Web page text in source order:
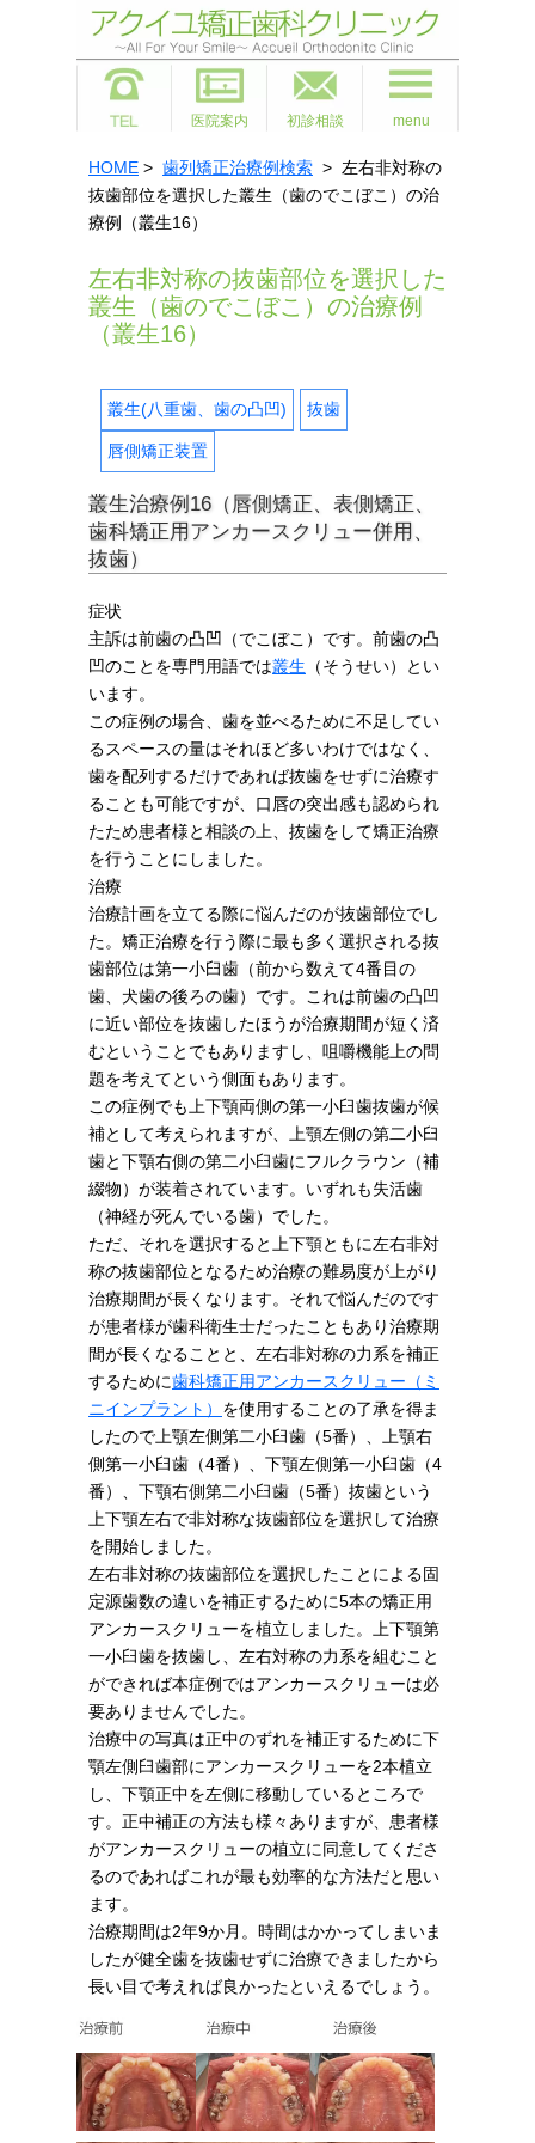
医院案内 初診相談 menu
HOME > 歯列矯正治療例検索 > 左右非対称の
抜歯部位を選択した叢生（歯のでこぼこ）の治
療例（叢生16）
左右非対称の抜歯部位を選択した
叢生（歯のでこぼこ）の治療例
（叢生16）
叢生(八重歯、歯の凸凹) 抜歯
唇側矯正装置
叢生治療例16（唇側矯正、表側矯正、
歯科矯正用アンカースクリュー併用、
抜歯）
症状
主訴は前歯の凸凹（でこぼこ）です。前歯の凸
凹のことを専門用語では叢生 （そうせい）とい
います。
この症例の場合、歯を並べるために不足してい
るスペースの量はそれほど多いわけではなく、
歯を配列するだけであれば抜歯をせずに治療す
ることも可能ですが、口唇の突出感も認められ
たため患者様と相談の上、抜歯をして矯正治療
を行うことにしました。
治療
治療計画を立てる際に悩んだのが抜歯部位でし
た。矯正治療を行う際に最も多く選択される抜
歯部位は第一小臼歯（前から数えて4番目の
歯、犬歯の後ろの歯）です。これは前歯の凸凹
に近い部位を抜歯したほうが治療期間が短く済
むということでもありますし、咀嚼機能上の問
題を考えてという側面もあります。
この症例でも上下顎両側の第一小臼歯抜歯が候
補として考えられますが、上顎左側の第二小臼
歯と下顎右側の第二小臼歯にフルクラウン（補
綴物）が装着されています。いずれも失活歯
（神経が死んでいる歯）でした。
ただ、それを選択すると上下顎ともに左右非対
称の抜歯部位となるため治療の難易度が上がり
治療期間が長くなります。それで悩んだのです
が患者様が歯科衛生士だったこともあり治療期
間が長くなることと、左右非対称の力系を補正
するために歯科矯正用アンカースクリュー（ミ
ニインプラント） を使用することの了承を得ま
したので上顎左側第二小臼歯（5番）、上顎右
側第一小臼歯（4番）、下顎左側第一小臼歯（4
番）、下顎右側第二小臼歯（5番）抜歯という
上下顎左右で非対称な抜歯部位を選択して治療
を開始しました。
左右非対称の抜歯部位を選択したことによる固
定源歯数の違いを補正するために5本の矯正用
アンカースクリューを植立しました。上下顎第
一小臼歯を抜歯し、左右対称の力系を組むこと
ができれば本症例ではアンカースクリューは必
要ありませんでした。
治療中の写真は正中のずれを補正するために下
顎左側臼歯部にアンカースクリューを2本植立
し、下顎正中を左側に移動しているところで
す。正中補正の方法も様々ありますが、患者様
がアンカースクリューの植立に同意してくださ
るのであればこれが最も効率的な方法だと思い
ます。
治療期間は2年9か月。時間はかかってしまいま
したが健全歯を抜歯せずに治療できましたから
長い目で考えれば良かったといえるでしょう。